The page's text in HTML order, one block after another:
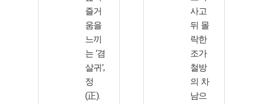
즐거
움을
느끼
는 ‘겸
살귀’,
정
(正).
사고
뒤 몰
락한
조가
철방
의 차
남으